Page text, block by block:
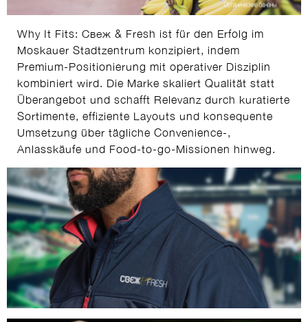
Why It Fits: Свеж & Fresh ist für den Erfolg im
Moskauer Stadtzentrum konzipiert, indem
Premium-Positionierung mit operativer Disziplin
kombiniert wird. Die Marke skaliert Qualität statt
Überangebot und schafft Relevanz durch kuratierte
Sortimente, effiziente Layouts und konsequente
Umsetzung über tägliche Convenience-,
Anlasskäufe und Food-to-go-Missionen hinweg.